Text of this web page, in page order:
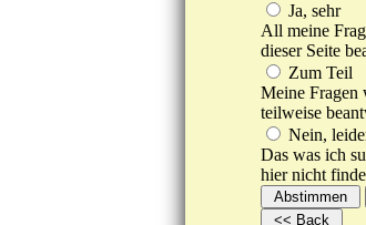
Ja, sehr
All meine
dieser Seite
Zum Teil
Meine Fragen
teilweise
Nein,
Das was ich
hier nicht